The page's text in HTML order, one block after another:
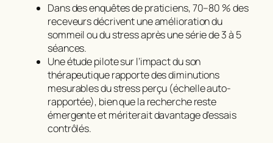
Dans des enquêtes de praticiens, 70–80 % des
receveurs décrivent une amélioration du
sommeil ou du stress après une série de 3 à 5
séances.
Une étude pilote sur l’impact du son
thérapeutique rapporte des diminutions
mesurables du stress perçu (échelle auto-
rapportée), bien que la recherche reste
émergente et mériterait davantage d’essais
contrôlés.